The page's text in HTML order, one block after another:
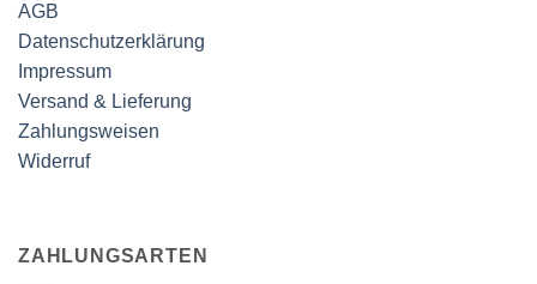
AGB
Datenschutzerklärung
Impressum
Versand & Lieferung
Zahlungsweisen
Widerruf
ZAHLUNGSARTEN